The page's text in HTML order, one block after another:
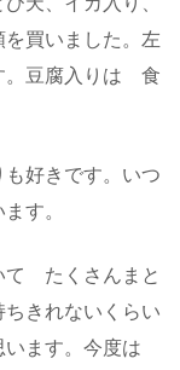
買いました。左
豆腐入りは 食
好きです。いつ
す。
たくさんまと
きれないくらい
います。今度は